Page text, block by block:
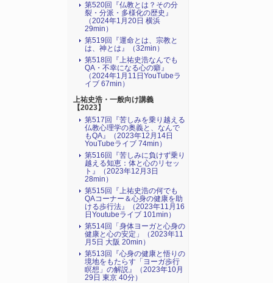
第520回『仏教とは？その分
裂・分派・多様化の歴史』
（2024年1月20日 横浜
29min）
第519回『運命とは、宗教と
は、神とは』（32min）
第518回『上祐史浩なんでも
QA・不幸になる心の癖』
（2024年1月11日YouTubeラ
イブ 67min）
上祐史浩・一般向け講義
【2023】
第517回『苦しみを乗り越える
仏教心理学の奥義と、なんで
もQA』（2023年12月14日
YouTubeライブ 74min）
第516回『苦しみに負けず乗り
越える知恵：体と心のリセッ
ト』（2023年12月3日
28min）
第515回『上祐史浩の何でも
QAコーナー＆心身の健康を助
ける歩行法』（2023年11月16
日Youtubeライブ 101min）
第514回「身体ヨーガと心身の
健康と心の安定」（2023年11
月5日 大阪 20min）
第513回『心身の健康と悟りの
境地をもたらす「ヨーガ歩行
瞑想」の解説』（2023年10月
29日 東京 40分）